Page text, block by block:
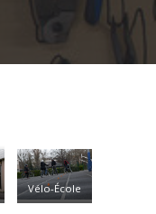
Vélo-École